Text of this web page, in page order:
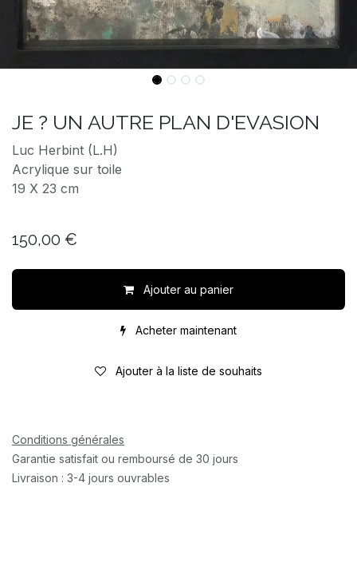
JE ? UN AUTRE PLAN D'EVASION
Luc Herbint (L.H)
Acrylique sur toile
19 X 23 cm
150,00 €
Ajouter au panier
Acheter maintenant
Ajouter à la liste de souhaits
Conditions générales
Garantie satisfait ou remboursé de 30 jours
Livraison : 3-4 jours ouvrables